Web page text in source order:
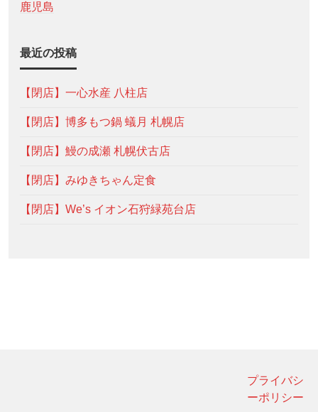
鹿児島
最近の投稿
【閉店】一心水産 八柱店
【閉店】博多もつ鍋 蟻月 札幌店
【閉店】鰻の成瀬 札幌伏古店
【閉店】みゆきちゃん定食
【閉店】We’s イオン石狩緑苑台店
プライバシ
ーポリシー